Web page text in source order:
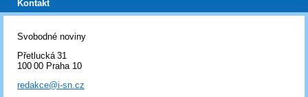
Kontakt
Svobodné noviny
Přetlucká 31
100 00 Praha 10
redakce@i-sn.cz